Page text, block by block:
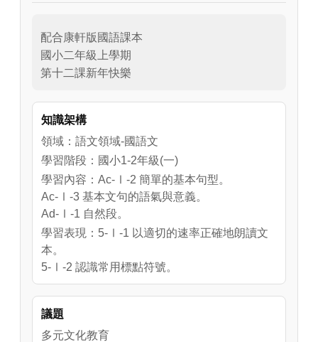
配合康軒版國語課本
國小二年級上學期
第十二課新年快樂
知識架構
領域：語文領域-國語文
學習階段：國小1-2年級(一)
學習內容：Ac-Ⅰ-2 簡單的基本句型。
Ac-Ⅰ-3 基本文句的語氣與意義。
Ad-Ⅰ-1 自然段。
學習表現：5-Ⅰ-1 以適切的速率正確地朗讀文
本。
5-Ⅰ-2 認識常用標點符號。
5-Ⅰ-3 讀懂與學習階段相符的文本。
5-Ⅰ-5 認識簡易的記敘、抒情及應用文本的特
徵。
議題
多元文化教育